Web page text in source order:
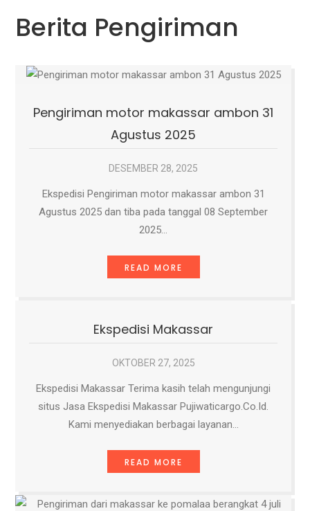
Berita Pengiriman
Pengiriman motor makassar ambon 31
Agustus 2025
DESEMBER 28, 2025
Ekspedisi Pengiriman motor makassar ambon 31
Agustus 2025 dan tiba pada tanggal 08 September
2025…
READ MORE
Ekspedisi Makassar
OKTOBER 27, 2025
Ekspedisi Makassar Terima kasih telah mengunjungi
situs Jasa Ekspedisi Makassar Pujiwaticargo.Co.Id.
Kami menyediakan berbagai layanan…
READ MORE